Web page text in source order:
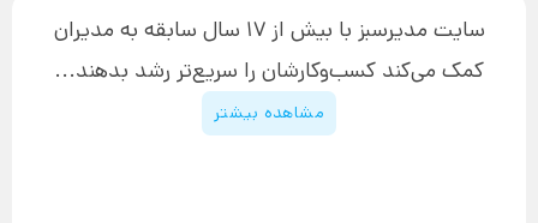
افزایش عملکرد
چگونه کتاب بنویسیم
دوره اینستاگرام
پیگیری سفارش
پشتیبانی
قوانین و مقررات سایت
سایت مدیرسبز با بیش از 17 سال سابقه به مدیران
کمک می‌کند کسب‌و‌کارشان را سریع‌تر رشد بدهند...
مشاهده بیشتر